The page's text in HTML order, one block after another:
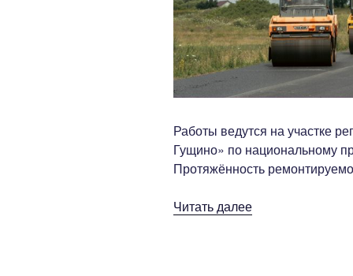
Работы ведутся на участке
Гущино» по национальному
Протяжённость
Читать далее«В